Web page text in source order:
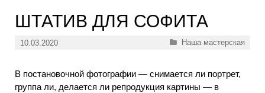
ШТАТИВ ДЛЯ СОФИТА
10.03.2020 Рубрики
Наша мастерская
В постановочной фотографии — снимается ли портрет,
группа ли, делается ли репродукция картины — в